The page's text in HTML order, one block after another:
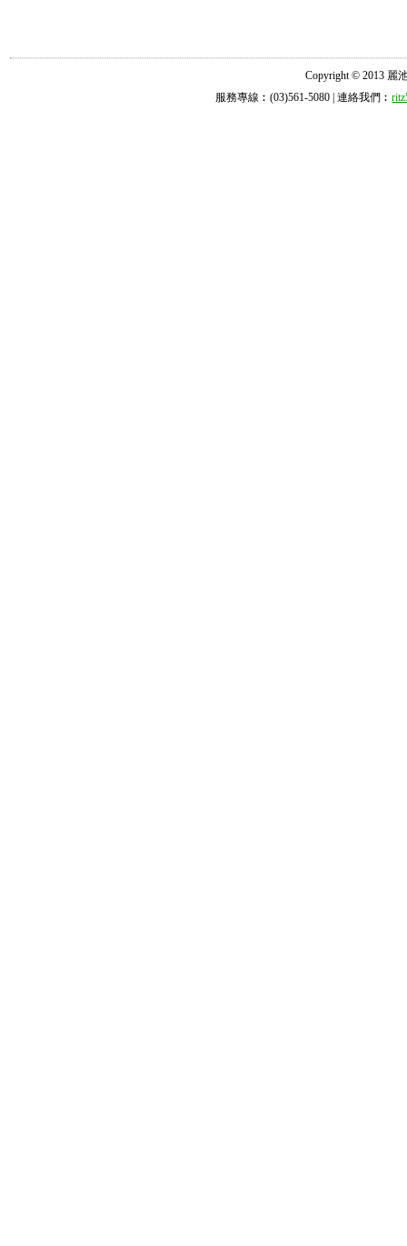
Copyright © 2013 麗
服務專線︰(03)561-5080 | 連絡我們︰